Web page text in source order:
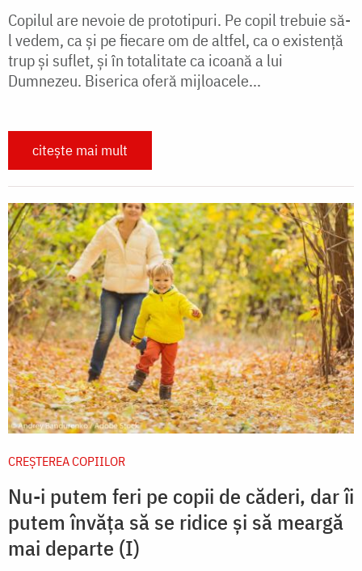
Copilul are nevoie de prototipuri. Pe copil trebuie să-
l vedem, ca și pe fiecare om de altfel, ca o existență
trup și suflet, și în totalitate ca icoană a lui
Dumnezeu. Biserica oferă mijloacele...
citește mai mult
CREŞTEREA COPIILOR
Nu-i putem feri pe copii de căderi, dar îi
putem învăța să se ridice și să meargă
mai departe (I)